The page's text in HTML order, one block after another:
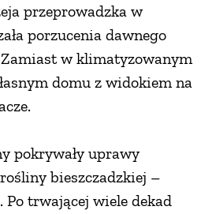
przeprowadzka w
porzucenia dawnego
w klimatyzowanym
domu z widokiem na
pokrywały uprawy
bieszczadzkiej –
Po trwającej wiele dekad
TO SAM